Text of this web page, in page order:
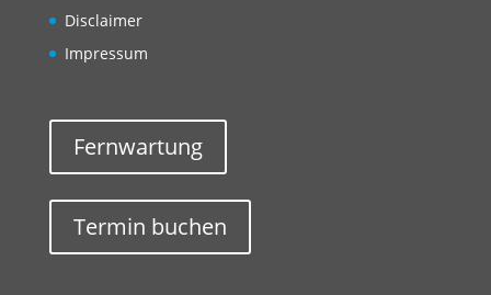
Disclaimer
Impressum
Fernwartung
Termin buchen